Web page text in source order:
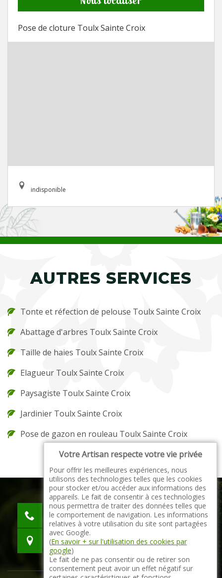
Pose de cloture Toulx Sainte Croix
indisponible
AUTRES SERVICES
Tonte et réfection de pelouse Toulx Sainte Croix
Abattage d'arbres Toulx Sainte Croix
Taille de haies Toulx Sainte Croix
Elagueur Toulx Sainte Croix
Paysagiste Toulx Sainte Croix
Jardinier Toulx Sainte Croix
Pose de gazon en rouleau Toulx Sainte Croix
indisponible
indisponible
indisponible
Votre Artisan respecte votre vie privée
Pour offrir les meilleures expériences, nous
utilisons des technologies telles que les cookies
pour stocker et/ou accéder aux informations des
appareils. Le fait de consentir à ces technologies
nous permettra de traiter des données telles que
le comportement de navigation. Les informations
relatives à votre utilisation du site sont partagées
avec Google.
(En savoir + sur l'utilisation des cookies par
google)
Le fait de ne pas consentir ou de retirer son
consentement peut avoir un effet négatif sur